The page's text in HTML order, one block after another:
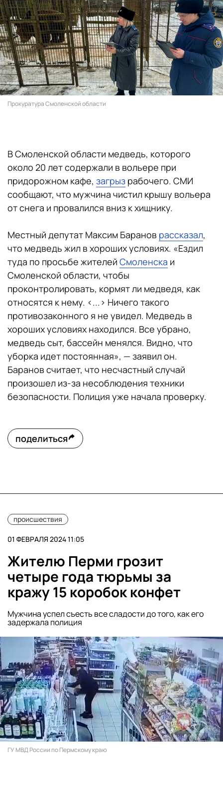
Прокуратура Смоленской области
В Смоленской области медведь, которого
около 20 лет содержали в вольере при
придорожном кафе, загрыз рабочего. СМИ
сообщают, что мужчина чистил крышу вольера
от снега и провалился вниз к хищнику.
Местный депутат Максим Баранов рассказал,
что медведь жил в хороших условиях. «Ездил
туда по просьбе жителей Смоленска и
Смоленской области, чтобы
проконтролировать, кормят ли медведя, как
относятся к нему. <...> Ничего такого
противозаконного я не увидел. Медведь в
хороших условиях находился. Все убрано,
медведь сыт, бассейн менялся. Видно, что
уборка идет постоянная», — заявил он.
Баранов считает, что несчастный случай
произошел из-за несоблюдения техники
безопасности. Полиция уже начала проверку.
поделиться
происшествия
01 ФЕВРАЛЯ 2024 11:05
Жителю Перми грозит
четыре года тюрьмы за
кражу 15 коробок конфет
Мужчина успел съесть все сладости до того, как его
задержала полиция
ГУ МВД России по Пермскому краю